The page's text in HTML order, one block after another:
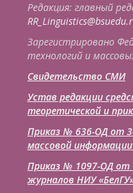
Редакция: главный
Зарегистрировано
технологий и
Свидетельство СМИ
Устав редакции
теоретической и
Приказ № 636-ОД от
массовой
Приказ № 1097-ОД от
журналов НИУ